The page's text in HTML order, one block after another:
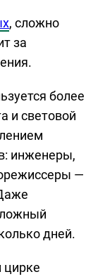
, сложно
за
более
и световой
инженеры,
—
дней.
цирке